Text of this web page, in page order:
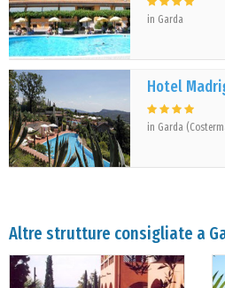
in Garda
Hotel
in Garda
Altre strutture consigliate a